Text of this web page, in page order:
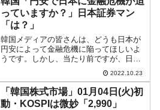
できる韓国の...
っていますか？」日本証券マン
「は？」
韓国メディアの皆さんは、どうも日本が
円安によって金融危機に陥ってほしいよ
うです。しかし、当たり前ですが、日本
には韓国のように金融危機について切迫
感はありません。一部の経済評論家の皆
さんが騒いでいらっしゃいますが、それ
だけです。日本が今回の円...
2022.10.23
「韓国株式市場」01月04日(火)初
動・KOSPIは微妙「2,990」